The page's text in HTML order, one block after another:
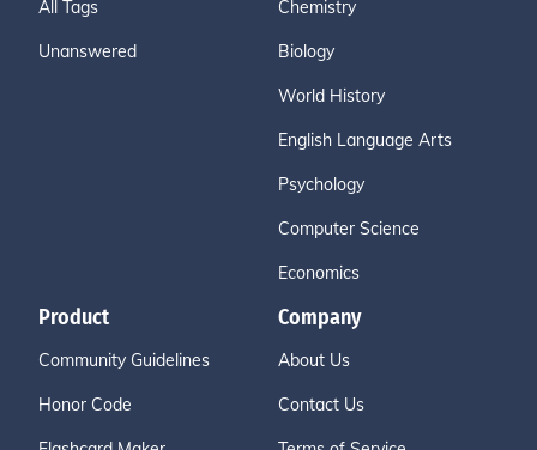
All Tags
Unanswered
Chemistry
Biology
World History
English Language Arts
Psychology
Computer Science
Economics
Product
Community Guidelines
Honor Code
Company
About Us
Contact Us